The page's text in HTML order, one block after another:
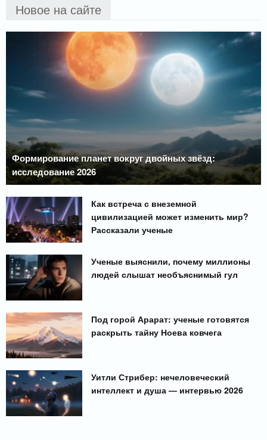
Новое на сайте
Формирование планет вокруг двойных звёзд:
исследование 2026
Как встреча с внеземной
цивилизацией может изменить мир?
Рассказали ученые
Ученые выяснили, почему миллионы
людей слышат необъяснимый гул
Под горой Арарат: ученые готовятся
раскрыть тайну Ноева ковчега
Уитли Стрибер: нечеловеческий
интеллект и душа — интервью 2026